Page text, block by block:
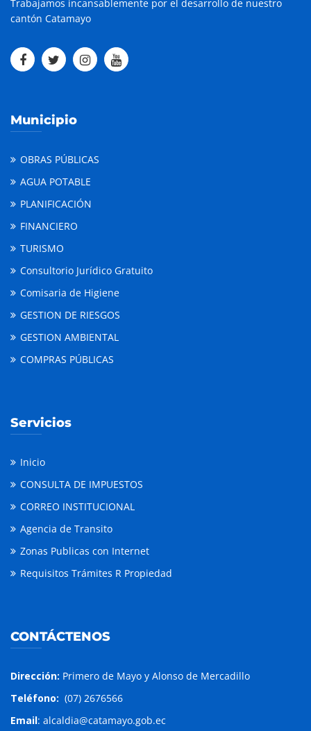
Trabajamos incansablemente por el desarrollo de nuestro
cantón Catamayo
Municipio
OBRAS PÚBLICAS
AGUA POTABLE
PLANIFICACIÓN
FINANCIERO
TURISMO
Consultorio Jurídico Gratuito
Comisaria de Higiene
GESTION DE RIESGOS
GESTION AMBIENTAL
COMPRAS PÚBLICAS
Servicios
Inicio
CONSULTA DE IMPUESTOS
CORREO INSTITUCIONAL
Agencia de Transito
Zonas Publicas con Internet
Requisitos Trámites R Propiedad
CONTÁCTENOS
Dirección: Primero de Mayo y Alonso de Mercadillo
Teléfono: (07) 2676566
Email: alcaldia@catamayo.gob.ec